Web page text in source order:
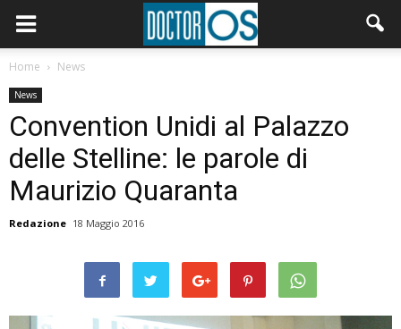
Home News
News
Convention Unidi al Palazzo
delle Stelline: le parole di
Maurizio Quaranta
Redazione 18 Maggio 2016